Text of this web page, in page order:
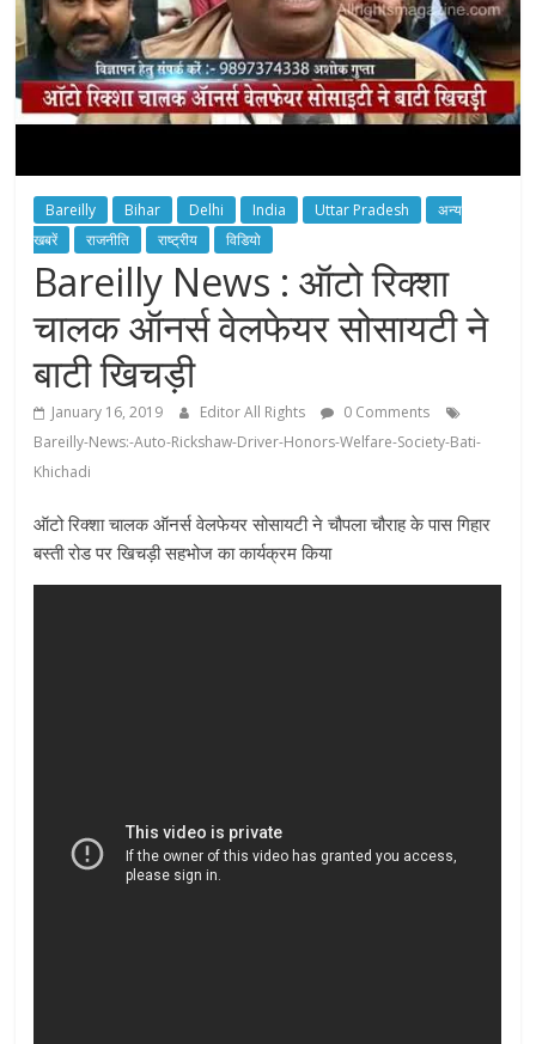
Bareilly Bihar Delhi India Uttar Pradesh
अन्य
खबरें
राजनीति राष्ट्रीय विडियो
Bareilly News : ऑटो रिक्शा
चालक ऑनर्स वेलफेयर सोसायटी ने
बाटी खिचड़ी
January 16, 2019 Editor All Rights
0 Comments
Bareilly-News:-Auto-Rickshaw-Driver-Honors-Welfare-Society-Bati-
Khichadi
ऑटो रिक्शा चालक ऑनर्स वेलफेयर सोसायटी ने चौपला चौराह के पास गिहार
बस्ती रोड पर खिचड़ी सहभोज का कार्यक्रम किया